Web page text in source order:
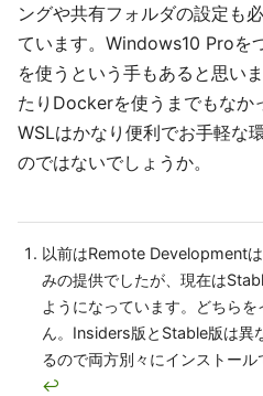
ングや共有フォルダの設定も
ています。Windows10 Proを
を使うという手もあると思い
たりDockerを使うまでもなか
WSLはかなり便利でお手軽な
のではないでしょうか。
以前はRemote Development
みの提供でしたが、現在は
ようになっています。どちら
ん。Insiders版とStable版は異
るので両方別々にインストール
↩